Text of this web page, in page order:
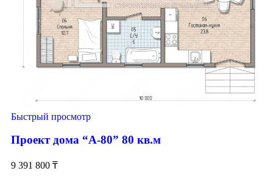
Быстрый просмотр
Проект дома “А-80” 80 кв.м
9 391 800 ₸